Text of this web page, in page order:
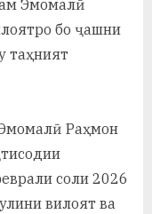
у
а
Эмомалӣ
бо ҷашни
таҳният
Раҳмон
соли 2026
вилоят ва